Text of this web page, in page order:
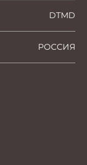
DTMD
РОССИЯ